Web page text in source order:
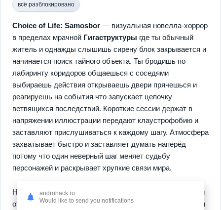
всё разблокировано
Choice of Life: Samosbor — визуальная новелла-хоррор
в пределах мрачной Гигаструктуры где ты обычный
житель и однажды слышишь сирену блок закрывается и
начинается поиск тайного объекта. Ты бродишь по
лабиринту коридоров общаешься с соседями
выбираешь действия открываешь двери прячешься и
реагируешь на события что запускает цепочку
ветвящихся последствий. Короткие сессии держат в
напряжении иллюстрации передают клаустрофобию и
заставляют прислушиваться к каждому шагу. Атмосфера
захватывает быстро и заставляет думать наперёд
потому что один неверный шаг меняет судьбу
персонажей и раскрывает хрупкие связи мира.
Нелинейный сюжет подстраивается под твои решения и
открывает неожиданные повороты с разными финалами
androhack.ru
Would like to send you notifications